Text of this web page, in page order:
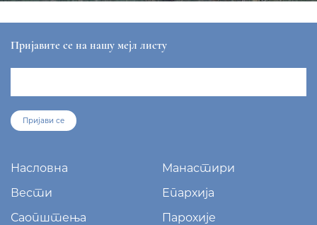
Пријавите се на нашу мејл листу
Пријави се
Насловна
Манастири
Вести
Епархија
Саопштења
Парохије